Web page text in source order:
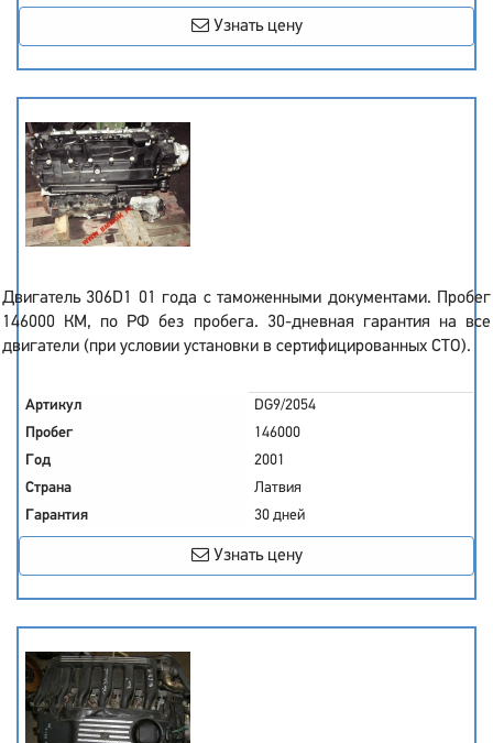
Узнать цену
Двигатель 306D1 01 года с таможенными документами. Пробег
146000 КМ, по РФ без пробега. 30-дневная гарантия на все
двигатели (при условии установки в сертифицированных СТО).
Артикул
DG9/2054
Пробег
146000
Год
2001
Страна
Латвия
Гарантия
30 дней
Узнать цену